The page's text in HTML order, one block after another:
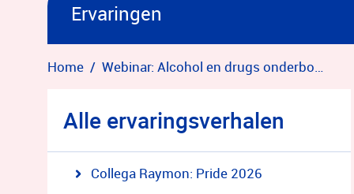
Ervaringen
Home Webinar: Alcohol en drugs onderbouw
Alle ervaringsverhalen
Collega Raymon: Pride 2026